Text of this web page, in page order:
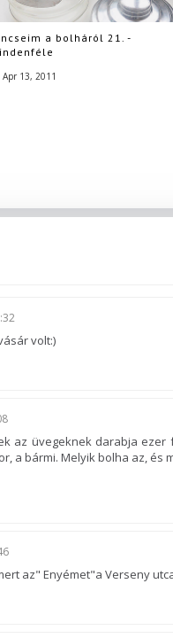
a bolháról 21. -
Apr 13, 2011
volt:)
az üvegeknek darabja
a bármi. Melyik bolha az, és
az" Enyémet"a Verseny